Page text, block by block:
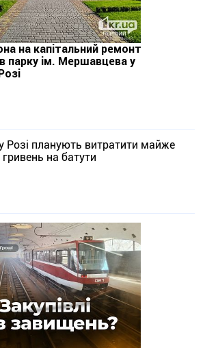
на капітальний ремонт
парку ім. Мершавцева у
Розі планують витратити майже
на батути